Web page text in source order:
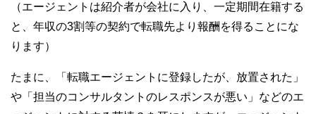
（エージェントは紹介者が会社に入り、一定期間在籍する
と、年収の3割等の契約で転職先より報酬を得ることにな
ります）
たまに、「転職エージェントに登録したが、放置された」
や「担当のコンサルタントのレスポンスが悪い」などのエ